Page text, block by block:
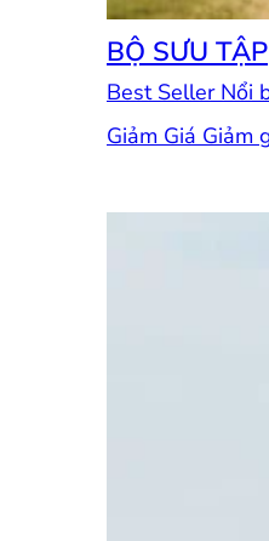
BỘ SƯU TẬP
Best Seller
Giảm Giá